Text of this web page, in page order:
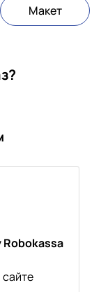
Макет
Robokassa
сайте